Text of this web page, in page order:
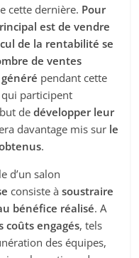
cette dernière. Pour
est de vendre
de la rentabilité se
de ventes
pendant cette
qui participent
dedévelopper leur
davantage mis sur le
.
d’un salon
consiste àsoustraire
bénéfice réalisé. A
coûts engagés, tels
des équipes,